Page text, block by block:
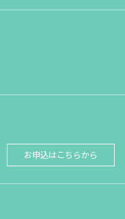
お申込はこちらから